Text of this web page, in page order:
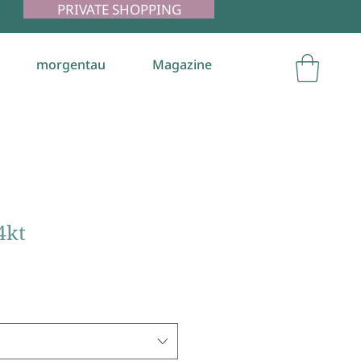
PRIVATE SHOPPING
morgentau Magazine